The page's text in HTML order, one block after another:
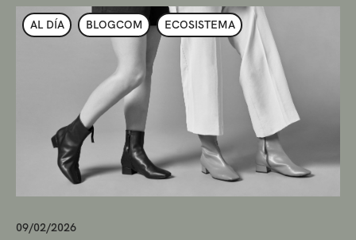
AL DÍA BLOGCOM ECOSISTEMA
09/02/2026